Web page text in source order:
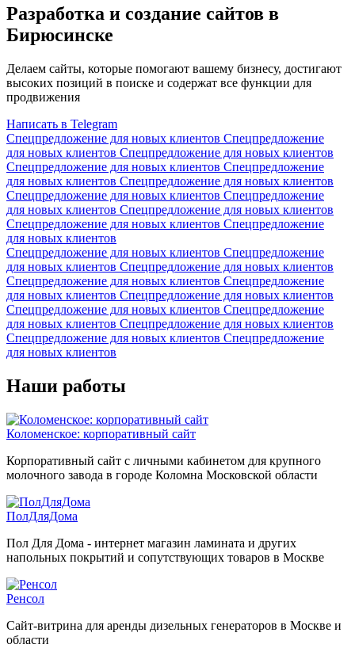
Разработка и создание сайтов в
Бирюсинске
Делаем сайты, которые помогают вашему бизнесу, достигают
высоких позиций в поиске и содержат все функции для
продвижения
Написать в Telegram
Спецпредложение для новых клиентов Спецпредложение
для новых клиентов Спецпредложение для новых клиентов
Спецпредложение для новых клиентов Спецпредложение
для новых клиентов Спецпредложение для новых клиентов
Спецпредложение для новых клиентов Спецпредложение
для новых клиентов Спецпредложение для новых клиентов
Спецпредложение для новых клиентов Спецпредложение
для новых клиентов
Спецпредложение для новых клиентов Спецпредложение
для новых клиентов Спецпредложение для новых клиентов
Спецпредложение для новых клиентов Спецпредложение
для новых клиентов Спецпредложение для новых клиентов
Спецпредложение для новых клиентов Спецпредложение
для новых клиентов Спецпредложение для новых клиентов
Спецпредложение для новых клиентов Спецпредложение
для новых клиентов
Наши работы
Коломенское: корпоративный сайт
Корпоративный сайт с личными кабинетом для крупного
молочного завода в городе Коломна Московской области
ПолДляДома
Пол Для Дома - интернет магазин ламината и других
напольных покрытий и сопутствующих товаров в Москве
Ренсол
Сайт-витрина для аренды дизельных генераторов в Москве и
области